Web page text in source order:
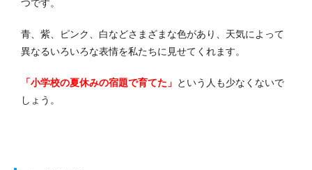
つです。
青、紫、ピンク、白などさまざまな色があり、天気によって
異なるいろいろな表情を私たちに見せてくれます。
「小学校の夏休みの宿題で育てた」 という人も少なくないで
しょう。